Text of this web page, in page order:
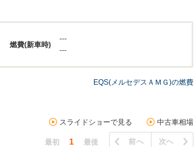
燃費(新車時)
---
---
EQS(メルセデスＡＭＧ)の燃費
スライドショーで見る 中古車相場
最初 1 最後 前へ 次へ